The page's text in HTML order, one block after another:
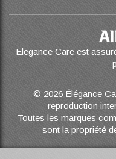
Elegance Care est
© 2026 Élégance
reproduction
Toutes les marques
sont la propriété